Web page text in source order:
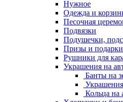
Нужное
Одежда и
Песочная
Подвязки
Подушечки,
Призы и подарки
Рушники для
Украшения на
Банты на
Кольца на